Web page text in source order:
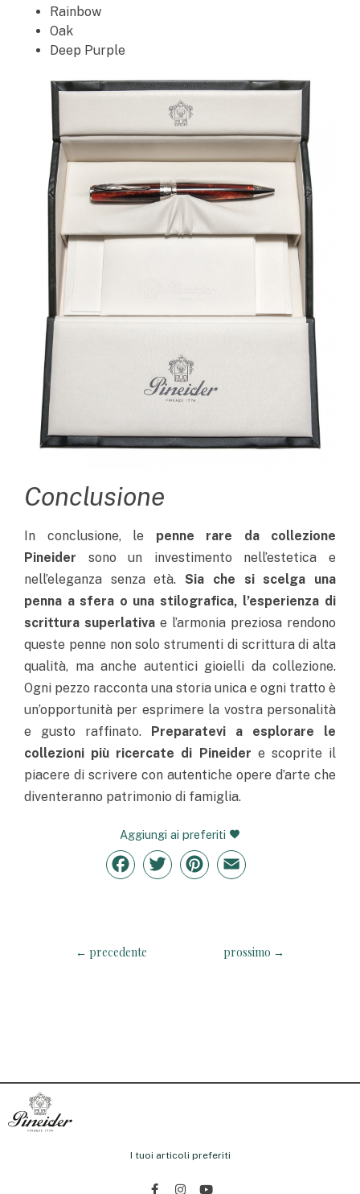
Rainbow
Oak
Deep Purple
Conclusione
In conclusione, le penne rare da collezione
Pineider sono un investimento nell’estetica e
nell’eleganza senza età.Sia che si scelga una
penna a sfera o una stilografica, l’esperienza di
scrittura superlativa e l’armonia preziosa rendono
queste penne non solo strumenti di scrittura di alta
qualità, ma anche autentici gioielli da collezione.
Ogni pezzo racconta una storia unica e ogni tratto è
un’opportunità per esprimere la vostra personalità
e gusto raffinato. Preparatevi a esplorare le
collezioni più ricercate di Pineider e scoprite il
piacere di scrivere con autentiche opere d’arte che
diventeranno patrimonio di famiglia.
Aggiungi ai preferiti
Facebook
TwitterPinterestEmail
← precedente prossimo →
I tuoi articoli preferiti